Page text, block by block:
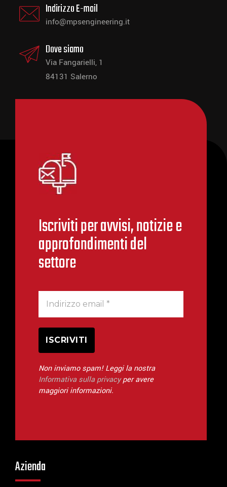
Indirizzo E-mail
info@mpsengineering.it
Dove siamo
Via Fangarielli, 1
84131 Salerno
Iscriviti per avvisi, notizie e
approfondimenti del
settore
Non inviamo spam! Leggi la nostra
Informativa sulla privacyper avere
maggiori informazioni.
Azienda